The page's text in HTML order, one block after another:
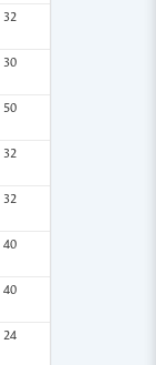
32
30
50
32
32
40
40
24